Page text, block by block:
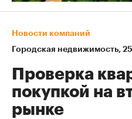
Новости компаний
Городская недвижимость⁠,
Проверка
покупкой на
рынке